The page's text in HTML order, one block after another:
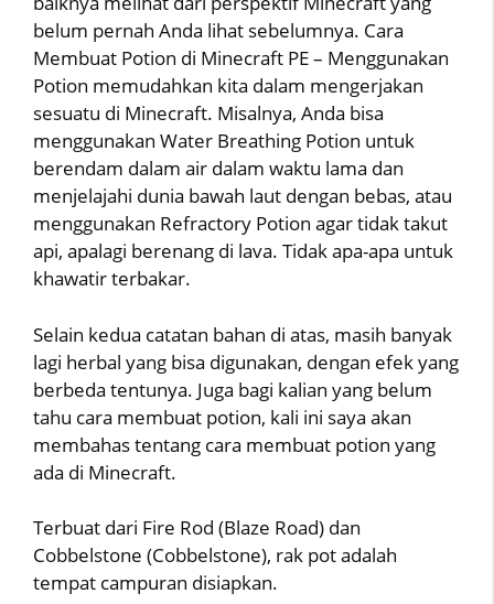
belum pernah Anda lihat sebelumnya. Cara
Membuat Potion di Minecraft PE – Menggunakan
Potion memudahkan kita dalam mengerjakan
sesuatu di Minecraft. Misalnya, Anda bisa
menggunakan Water Breathing Potion untuk
berendam dalam air dalam waktu lama dan
menjelajahi dunia bawah laut dengan bebas, atau
menggunakan Refractory Potion agar tidak takut
api, apalagi berenang di lava. Tidak apa-apa untuk
khawatir terbakar.
Selain kedua catatan bahan di atas, masih banyak
lagi herbal yang bisa digunakan, dengan efek yang
berbeda tentunya. Juga bagi kalian yang belum
tahu cara membuat potion, kali ini saya akan
membahas tentang cara membuat potion yang
ada di Minecraft.
Terbuat dari Fire Rod (Blaze Road) dan
Cobbelstone (Cobbelstone), rak pot adalah
tempat campuran disiapkan.